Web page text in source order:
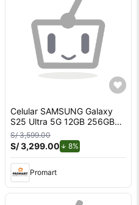
Celular SAMSUNG Galaxy
S25 Ultra 5G 12GB 256GB
White Silver
S/ 3,599.00
S/ 3,299.00 8%de descuento.
Promart